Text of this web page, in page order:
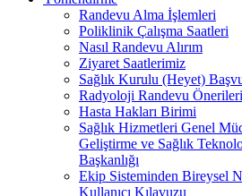
Randevu Alma İşlemleri
Poliklinik Çalışma Saatleri
Nasıl Randevu Alırım
Ziyaret Saatlerimiz
Sağlık Kurulu (Heyet)
Radyoloji Randevu Önerileri
Hasta Hakları Birimi
Sağlık Hizmetleri Genel
Geliştirme ve Sağlık
Başkanlığı
Ekip Sisteminden Bireysel
Kullanıcı Kılavuzu